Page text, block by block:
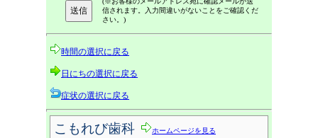
信されます。入力間違いがないことをご確認くだ
さい。)
時間の選択に戻る
日にちの選択に戻る
症状の選択に戻る
こもれび歯科 ホームページを見る